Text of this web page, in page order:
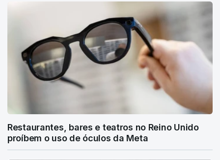
Restaurantes, bares e teatros no Reino Unido
proíbem o uso de óculos da Meta